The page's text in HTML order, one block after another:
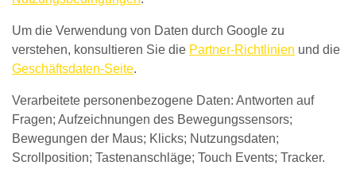
Um die Verwendung von Daten durch Google zu
verstehen, konsultieren Sie die Partner-Richtlinien und die
Geschäftsdaten-Seite.
Verarbeitete personenbezogene Daten: Antworten auf
Fragen; Aufzeichnungen des Bewegungssensors;
Bewegungen der Maus; Klicks; Nutzungsdaten;
Scrollposition; Tastenanschläge; Touch Events; Tracker.